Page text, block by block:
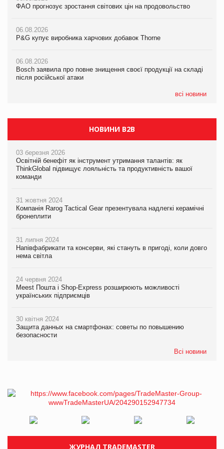
ФАО прогнозує зростання світових цін на продовольство
06.08.2026
P&G купує виробника харчових добавок Thorne
06.08.2026
Bosch заявила про повне знищення своєї продукції на складі
після російської атаки
всі новини
ФАО прогнозує зростання світових цін на продовольство
06.08.2026
P&G купує виробника харчових добавок Thorne
06.08.2026
Bosch заявила про повне знищення своєї продукції на складі
після російської атаки
ФАО прогнозує зростання світових цін на продовольство
06.08.2026
P&G купує виробника харчових добавок Thorne
06.08.2026
Bosch заявила про повне знищення своєї продукції на складі
після російської атаки
НОВИНИ B2B
03 березня 2026
Освітній бенефіт як інструмент утримання талантів: як
ThinkGlobal підвищує лояльність та продуктивність вашої
команди
31 жовтня 2024
Компанія Rarog Tactical Gear презентувала надлегкі керамічні
бронеплити
31 липня 2024
Напівфабрикати та консерви, які стануть в пригоді, коли довго
нема світла
24 червня 2024
Meest Пошта і Shop-Express розширюють можливості
українських підприємців
30 квітня 2024
Защита данных на смартфонах: советы по повышению
безопасности
Всі новини
ЖУРНАЛ TRADEMASTER